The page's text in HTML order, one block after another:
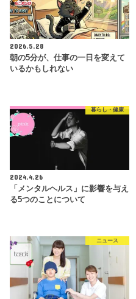
2026.5.28
朝の5分が、仕事の一日を変えて
いるかもしれない
暮らし・健康
2024.4.26
「メンタルヘルス」に影響を与え
る5つのことについて
ニュース